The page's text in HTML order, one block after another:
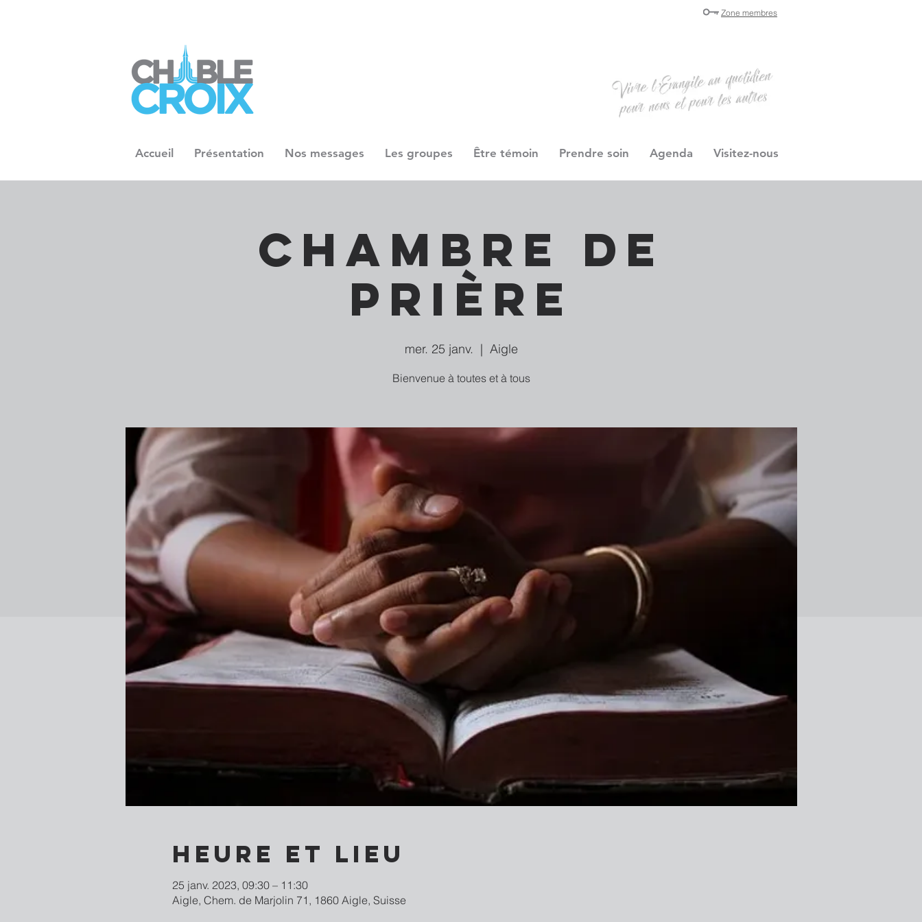
Zone membres
Accueil Présentation Nos messages Les groupes Être témoin Prendre soin Agenda Visitez-nous
Chambre de
prière
mer. 25 janv.
  |
Aigle
Bienvenue à toutes et à tous
Heure et lieu
25 janv. 2023, 09:30 – 11:30
Aigle, Chem. de Marjolin 71, 1860 Aigle, Suisse